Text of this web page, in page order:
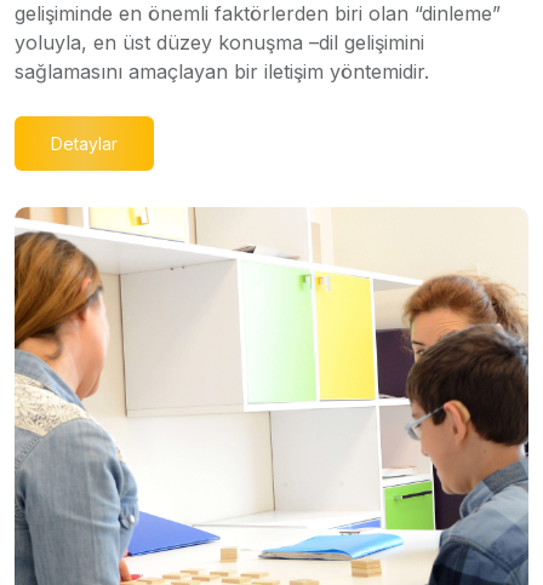
gelişiminde en önemli faktörlerden biri olan “dinleme”
yoluyla, en üst düzey konuşma –dil gelişimini
sağlamasını amaçlayan bir iletişim yöntemidir.
Detaylar